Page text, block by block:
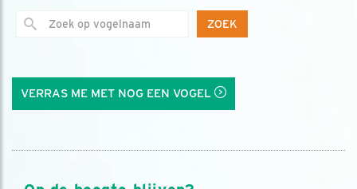
ZOEK
VERRAS ME MET NOG EEN VOGEL